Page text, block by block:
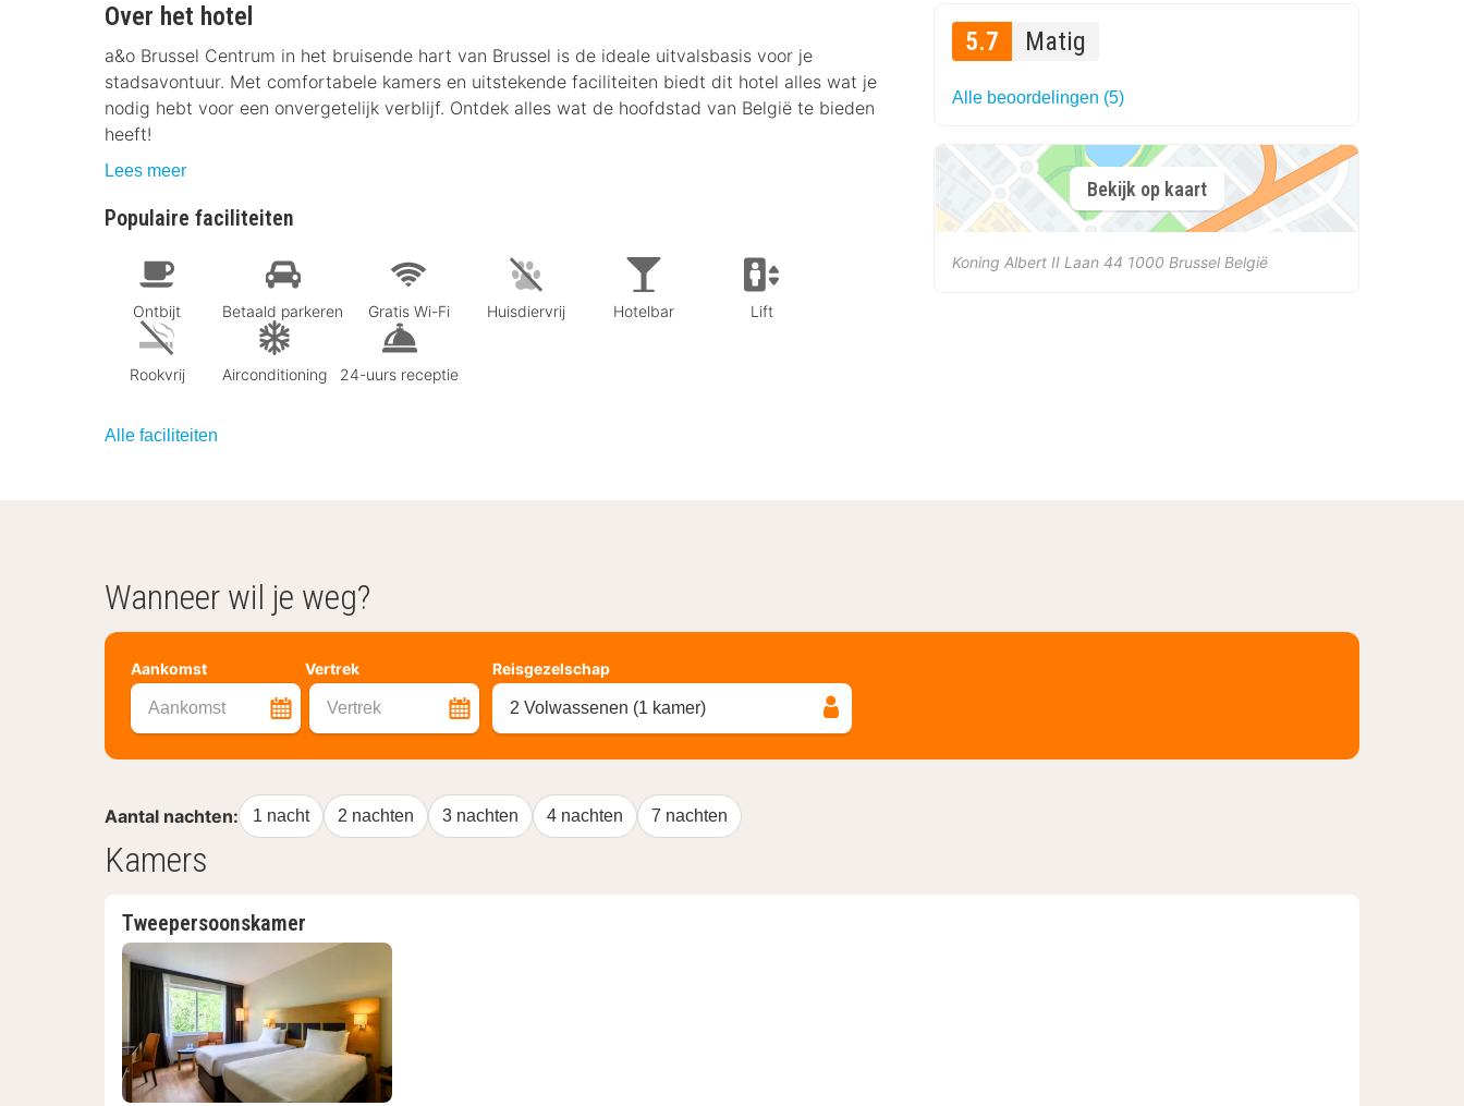
Over het hotel
a&o Brussel Centrum in het bruisende hart van Brussel is de ideale uitvalsbasis voor je
stadsavontuur. Met comfortabele kamers en uitstekende faciliteiten biedt dit hotel alles wat je
nodig hebt voor een onvergetelijk verblijf. Ontdek alles wat de hoofdstad van België te bieden
heeft!
Lees meer
Populaire faciliteiten
Ontbijt Betaald parkeren Gratis Wi-Fi Huisdiervrij Hotelbar Lift
Rookvrij Airconditioning 24-uurs receptie
Alle faciliteiten
5.7 Matig
Alle beoordelingen (5)
Bekijk op kaart
Koning Albert II Laan 44 1000 Brussel België
Wanneer wil je weg?
Aankomst Vertrek
Aankomst Vertrek
Reisgezelschap
2 Volwassenen (1 kamer)
Aantal nachten: 1 nacht 2 nachten 3 nachten 4 nachten 7 nachten
Kamers
Tweepersoonskamer